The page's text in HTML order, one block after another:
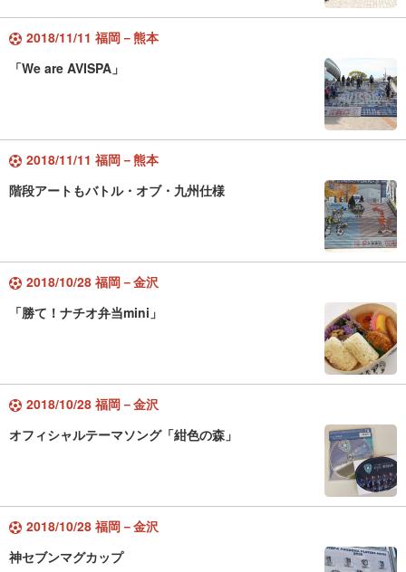
2018/11/11 福岡－熊本
「We are AVISPA」
2018/11/11 福岡－熊本
階段アートもバトル・オブ・九州仕様
2018/10/28 福岡－金沢
「勝て！ナチオ弁当mini」
2018/10/28 福岡－金沢
オフィシャルテーマソング「紺色の森」
2018/10/28 福岡－金沢
神セブンマグカップ